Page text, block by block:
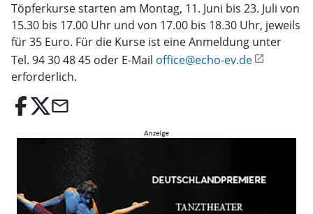
Töpferkurse starten am Montag, 11. Juni bis 23. Juli von
15.30 bis 17.00 Uhr und von 17.00 bis 18.30 Uhr, jeweils
für 35 Euro. Für die Kurse ist eine Anmeldung unter
Tel. 94 30 48 45 oder E-Mail office@echo-ev.de
erforderlich.
email